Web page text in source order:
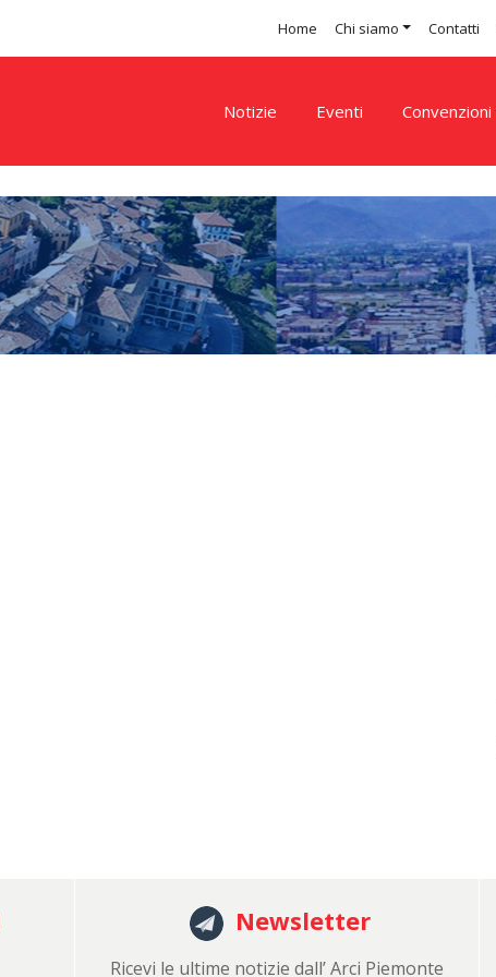
Home Chi siamo Contatti
Notizie Eventi Convenzioni
Newsletter
Ricevi le ultime notizie dall’ Arci Piemonte